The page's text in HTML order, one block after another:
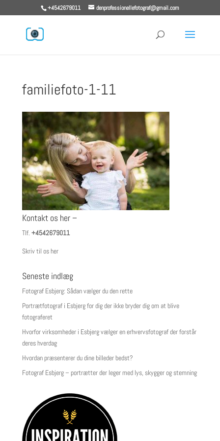
+4542679011 denprofessionellefotograf@gmail.com
familiefoto-1-11
Kontakt os her –
Tlf. +4542679011
Skriv til os her
Seneste indlæg
Fotograf Esbjerg: Sådan vælger du den rette
Portrætfotograf i Esbjerg for dig der ikke bryder dig om at blive
fotograferet
Hvorfor virksomheder i Esbjerg vælger en erhvervsfotograf der forstår
deres hverdag
Hvordan præsenterer du dine billeder bedst?
Fotograf Esbjerg – portrætter der leger med lys, skygger og stemning